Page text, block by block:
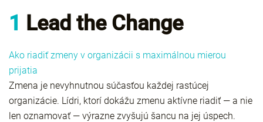
1 Lead the Change
Ako riadiť zmeny v organizácii s maximálnou mierou
prijatia
Zmena je nevyhnutnou súčasťou každej rastúcej
organizácie. Lídri, ktorí dokážu zmenu aktívne riadiť — a nie
len oznamovať — výrazne zvyšujú šancu na jej úspech.